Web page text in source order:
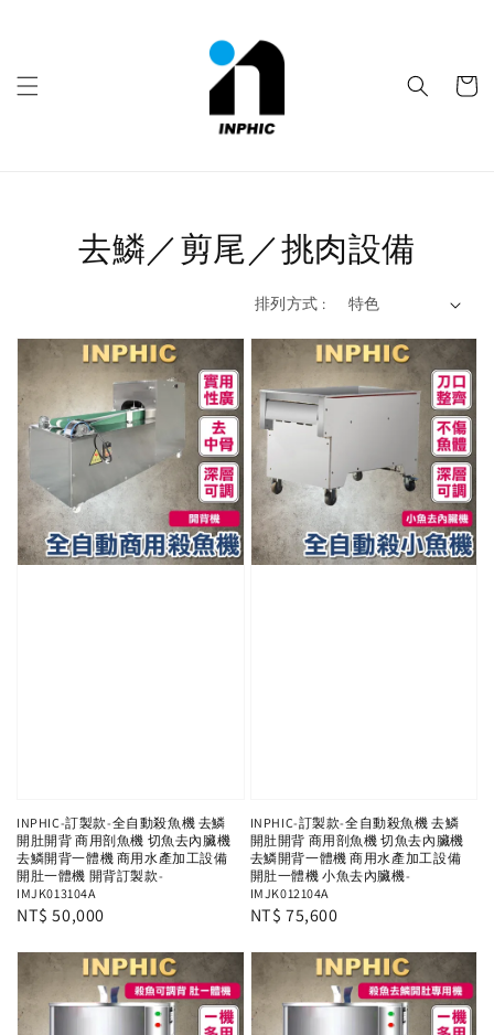
去鱗／剪尾／挑肉設備
排列方式 :
INPHIC-訂製款-全自動殺魚機 去鱗
開肚開背 商用剖魚機 切魚去內臟機
去鱗開背一體機 商用水產加工設備
開肚一體機 開背訂製款-
IMJK013104A
Regular
NT$ 50,000
INPHIC-訂製款-全自動殺魚機 去鱗
開肚開背 商用剖魚機 切魚去內臟機
去鱗開背一體機 商用水產加工設備
開肚一體機 小魚去內臟機-
IMJK012104A
Regular
NT$ 75,600